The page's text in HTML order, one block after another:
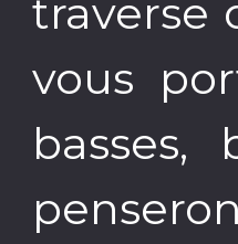
traverse
vous